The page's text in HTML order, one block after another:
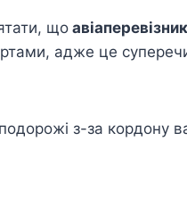
що
адже це
з-за кордону